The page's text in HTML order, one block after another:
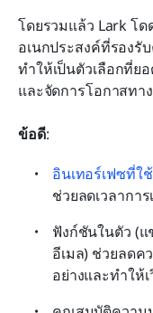
โดยรวมแล้ว Lark โ
อเนกประสงค์ที่รองรั
ทำให้เป็นตัวเลือกที่ย
และจัดการโอกาสทา
ข้อดี:
อินเทอร์เฟซที่ใ
ช่วยลดเวลากา
ฟังก์ชันในตัว (แ
อีเมล) ช่วยลดค
อย่างและทำให้